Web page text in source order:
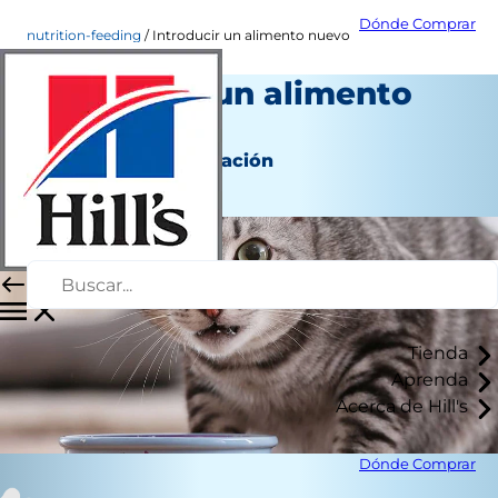
Dónde Comprar
Tienda
Aprenda
Acerca de Hill's
Dónde Comprar
nutrition-feeding Introducir un alimento nuevo
Introducir un alimento
nuevo
Nutrición y alimentación
Autor del personal